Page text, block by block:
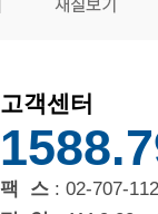
고객센터
팩 스 : 02-707-